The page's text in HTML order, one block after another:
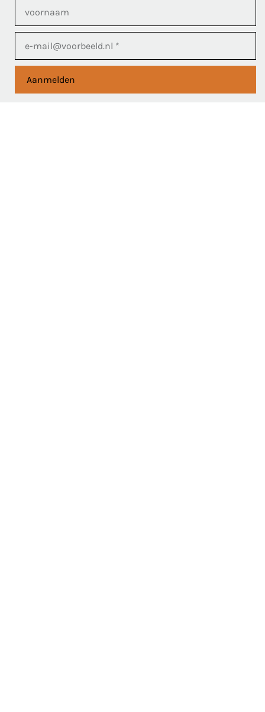
Aanmelden